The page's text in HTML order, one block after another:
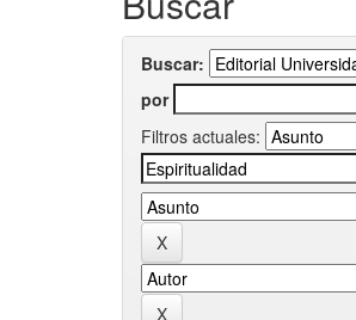
Buscar:
por
Filtros actuales: